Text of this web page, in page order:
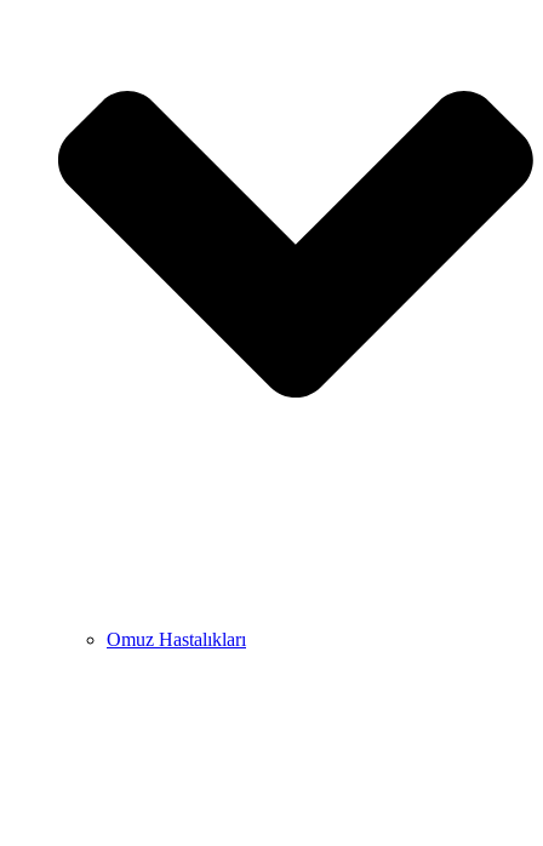
Omuz Hastalıkları